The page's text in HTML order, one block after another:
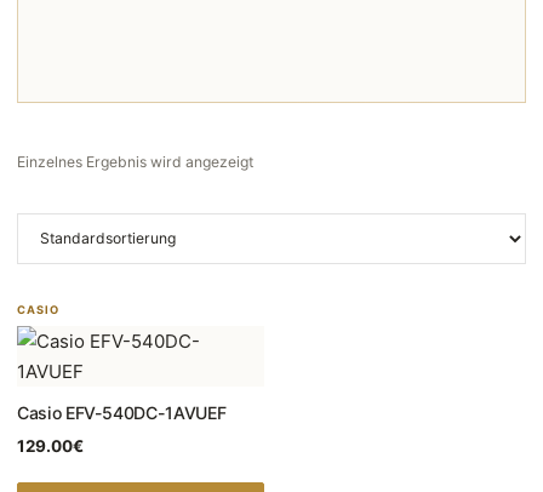
Einzelnes Ergebnis wird angezeigt
CASIO
Casio EFV-540DC-1AVUEF
129.00€